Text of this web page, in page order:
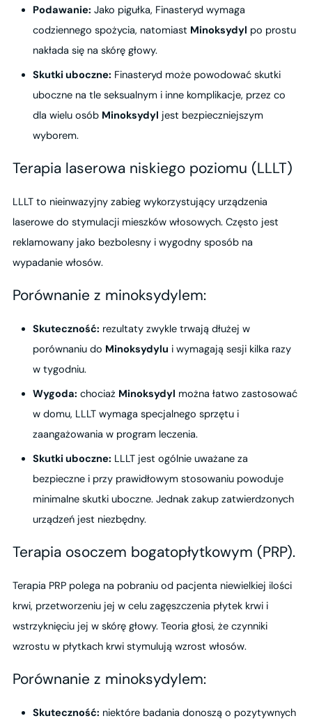
Podawanie: Jako pigułka, Finasteryd wymaga
codziennego spożycia, natomiast Minoksydyl po prostu
nakłada się na skórę głowy.
Skutki uboczne: Finasteryd może powodować skutki
uboczne na tle seksualnym i inne komplikacje, przez co
dla wielu osób Minoksydyl jest bezpieczniejszym
wyborem.
Terapia laserowa niskiego poziomu (LLLT)
LLLT to nieinwazyjny zabieg wykorzystujący urządzenia
laserowe do stymulacji mieszków włosowych. Często jest
reklamowany jako bezbolesny i wygodny sposób na
wypadanie włosów.
Porównanie z minoksydylem:
Skuteczność: rezultaty zwykle trwają dłużej w
porównaniu do Minoksydylu i wymagają sesji kilka razy
w tygodniu.
Wygoda: chociaż Minoksydyl można łatwo zastosować
w domu, LLLT wymaga specjalnego sprzętu i
zaangażowania w program leczenia.
Skutki uboczne: LLLT jest ogólnie uważane za
bezpieczne i przy prawidłowym stosowaniu powoduje
minimalne skutki uboczne. Jednak zakup zatwierdzonych
urządzeń jest niezbędny.
Terapia osoczem bogatopłytkowym (PRP).
Terapia PRP polega na pobraniu od pacjenta niewielkiej ilości
krwi, przetworzeniu jej w celu zagęszczenia płytek krwi i
wstrzyknięciu jej w skórę głowy. Teoria głosi, że czynniki
wzrostu w płytkach krwi stymulują wzrost włosów.
Porównanie z minoksydylem:
Skuteczność: niektóre badania donoszą o pozytywnych